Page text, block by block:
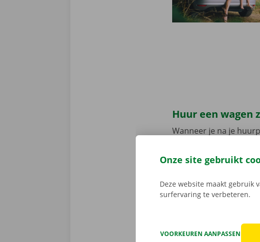
Huur een wagen
Wanneer je na je
persoonlijke service
voorhand samen de
van pechverhelping
Onze site gebruikt
Deze website maakt gebruik
surfervaring te verbeteren.
VOORKEUREN AANPASSEN